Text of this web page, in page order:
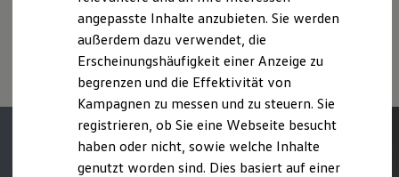
Digitale Extras
Schnittstellen zu Ihrem ID.
Marke und Erlebnis
Volkswagen R und R Experience
R-Modelle
R Experience
Driving Experience
Volkswagen entdecken
Werkbesichtigung
individuellen Fahrverhalten den Kraftstoffverbrauch, den
Stromverbrauch, die CO₂-Emissionen und die
Fahrleistungswerte eines Fahrzeugs beeinflussen.
angepasste Inhalte anzubieten. Sie werden
außerdem dazu verwendet, die
Erscheinungshäufigkeit einer Anzeige zu
begrenzen und die Effektivität von
Kampagnen zu messen und zu steuern. Sie
registrieren, ob Sie eine Webseite besucht
haben oder nicht, sowie welche Inhalte
genutzt worden sind. Dies basiert auf einer